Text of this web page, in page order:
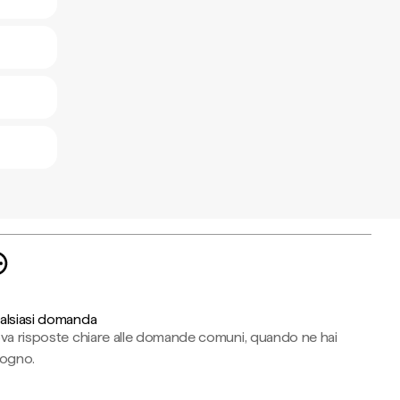
domanda
risposte chiare alle domande comuni, quando ne hai